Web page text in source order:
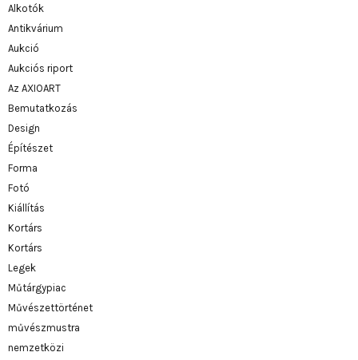
Alkotók
Antikvárium
Aukció
Aukciós riport
Az AXIOART
Bemutatkozás
Design
Építészet
Forma
Fotó
Kiállítás
Kortárs
Kortárs
Legek
Műtárgypiac
Művészettörténet
művészmustra
nemzetközi